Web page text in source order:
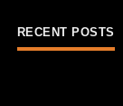
RECENT POSTS